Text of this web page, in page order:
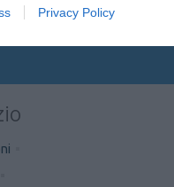
Privacy Policy
È ATTIVO DAL